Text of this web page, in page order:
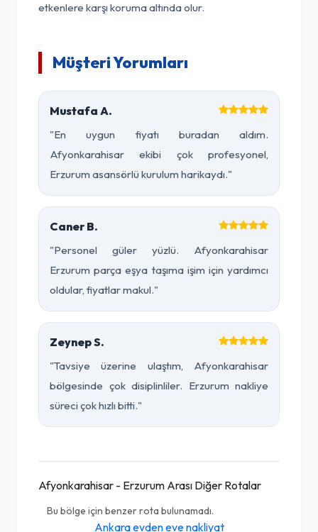
etkenlere karşı koruma altında olur.
Müşteri Yorumları
Mustafa A.
"En uygun fiyatı buradan aldım.
Afyonkarahisar ekibi çok profesyonel,
Erzurum asansörlü kurulum harikaydı."
Caner B.
"Personel güler yüzlü. Afyonkarahisar
Erzurum parça eşya taşıma işim için yardımcı
oldular, fiyatlar makul."
Zeynep S.
"Tavsiye üzerine ulaştım, Afyonkarahisar
bölgesinde çok disiplinliler. Erzurum nakliye
süreci çok hızlı bitti."
Afyonkarahisar - Erzurum Arası Diğer Rotalar
Bu bölge için benzer rota bulunamadı.
Ankara evden eve nakliyat